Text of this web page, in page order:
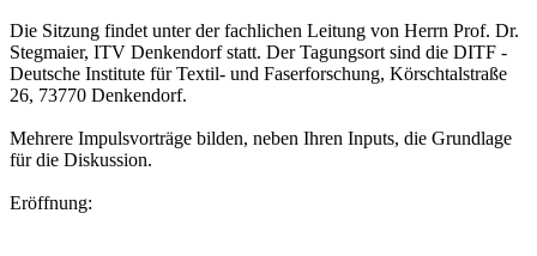
Die Sitzung findet unter der fachlichen Leitung von Herrn Prof. Dr.
Stegmaier, ITV Denkendorf statt. Der Tagungsort sind die DITF -
Deutsche Institute für Textil- und Faserforschung, Körschtalstraße
26, 73770 Denkendorf.
Mehrere Impulsvorträge bilden, neben Ihren Inputs, die Grundlage
für die Diskussion.
Eröffnung: